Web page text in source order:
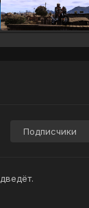
Подписчики